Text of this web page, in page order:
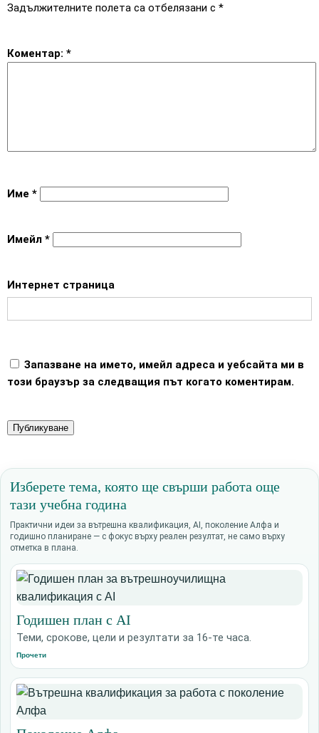
Задължителните полета са отбелязани с *
Коментар: *
Име *
Имейл *
Интернет страница
Запазване на името, имейл адреса и уебсайта ми в
този браузър за следващия път когато коментирам.
Изберете тема, която ще свърши работа още
тази учебна година
Практични идеи за вътрешна квалификация, AI, поколение Алфа и
годишно планиране — с фокус върху реален резултат, не само върху
отметка в плана.
Годишен план с AI
Теми, срокове, цели и резултати за 16-те часа.
Прочети